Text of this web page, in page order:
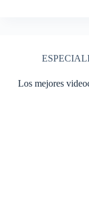
Los mejores